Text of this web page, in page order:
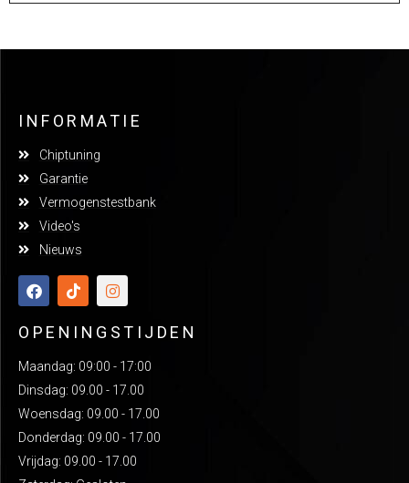
INFORMATIE
Chiptuning
Garantie
Vermogenstestbank
Video's
Nieuws
OPENINGSTIJDEN
Maandag: 09:00 - 17:00
Dinsdag: 09.00 - 17.00
Woensdag: 09.00 - 17.00
Donderdag: 09.00 - 17.00
Vrijdag: 09.00 - 17.00